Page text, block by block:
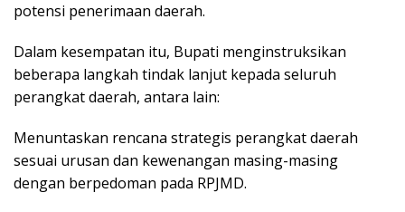
potensi penerimaan daerah.
Dalam kesempatan itu, Bupati menginstruksikan
beberapa langkah tindak lanjut kepada seluruh
perangkat daerah, antara lain:
Menuntaskan rencana strategis perangkat daerah
sesuai urusan dan kewenangan masing-masing
dengan berpedoman pada RPJMD.